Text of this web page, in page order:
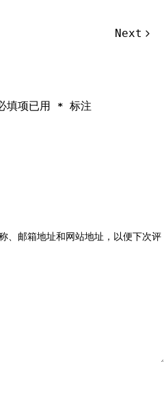
Next
填项已用 * 标注
、邮箱地址和网站地址，以便下次评